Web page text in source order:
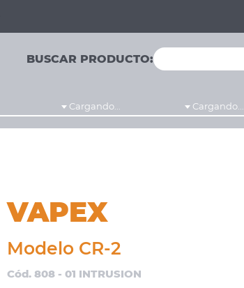
BUSCAR PRODUCTO:
Cargando... Cargando...
VAPEX
Modelo CR-2
Cód. 808 - 01 INTRUSION